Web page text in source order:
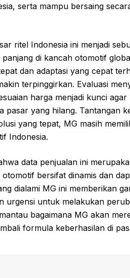
serta mampu bersaing
ritel Indonesia ini menjadi
di kancah otomotif
dan adaptasi yang cepat
terpinggirkan. Evaluasi
harga menjadi kunci
pasar yang hilang. Tantangan
yang tepat, MG masih
Indonesia.
data penjualan ini
bersifat dinamis dan
dialami MG ini memberikan
urgensi untuk melakukan
bagaimana MG akan
formula keberhasilan di